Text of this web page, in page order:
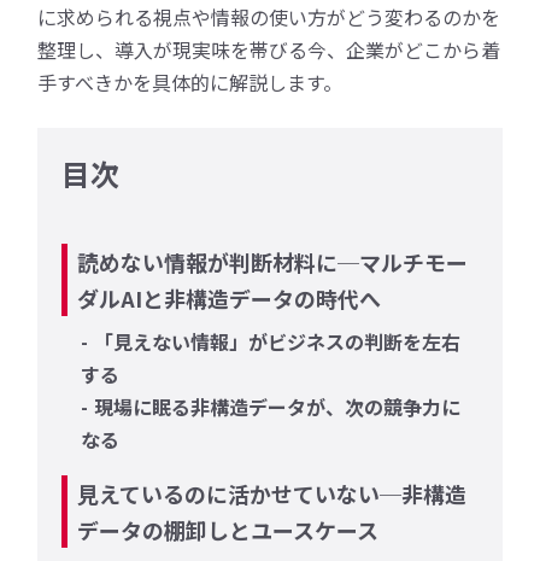
に求められる視点や情報の使い方がどう変わるのかを
整理し、導入が現実味を帯びる今、企業がどこから着
手すべきかを具体的に解説します。
目次
読めない情報が判断材料に─マルチモー
ダルAIと非構造データの時代へ
「見えない情報」がビジネスの判断を左右
する
現場に眠る非構造データが、次の競争力に
なる
見えているのに活かせていない─非構造
データの棚卸しとユースケース